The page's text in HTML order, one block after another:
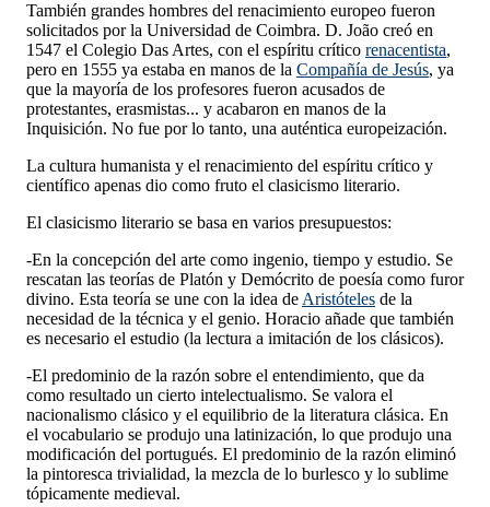
También grandes hombres del renacimiento europeo fueron
solicitados por la Universidad de Coimbra. D. João creó en
1547 el Colegio Das Artes, con el espíritu crítico renacentista,
pero en 1555 ya estaba en manos de la Compañía de Jesús, ya
que la mayoría de los profesores fueron acusados de
protestantes, erasmistas... y acabaron en manos de la
Inquisición. No fue por lo tanto, una auténtica europeización.
La cultura humanista y el renacimiento del espíritu crítico y
científico apenas dio como fruto el clasicismo literario.
El clasicismo literario se basa en varios presupuestos:
-En la concepción del arte como ingenio, tiempo y estudio. Se
rescatan las teorías de Platón y Demócrito de poesía como furor
divino. Esta teoría se une con la idea de Aristóteles de la
necesidad de la técnica y el genio. Horacio añade que también
es necesario el estudio (la lectura a imitación de los clásicos).
-El predominio de la razón sobre el entendimiento, que da
como resultado un cierto intelectualismo. Se valora el
nacionalismo clásico y el equilibrio de la literatura clásica. En
el vocabulario se produjo una latinización, lo que produjo una
modificación del portugués. El predominio de la razón eliminó
la pintoresca trivialidad, la mezcla de lo burlesco y lo sublime
tópicamente medieval.